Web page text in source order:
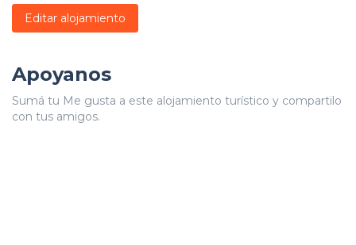
Editar alojamiento
Apoyanos
Sumá tu Me gusta a este alojamiento turístico y compartilo
con tus amigos.